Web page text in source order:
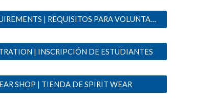
VOLUNTEER REQUIREMENTS | REQUISITOS PARA VOLUNTARIOS
| INSCRIPCIÓN DE ESTUDIANTES
SHOP | TIENDA DE SPIRIT WEAR